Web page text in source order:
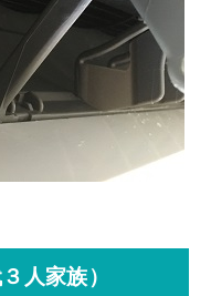
人家族）